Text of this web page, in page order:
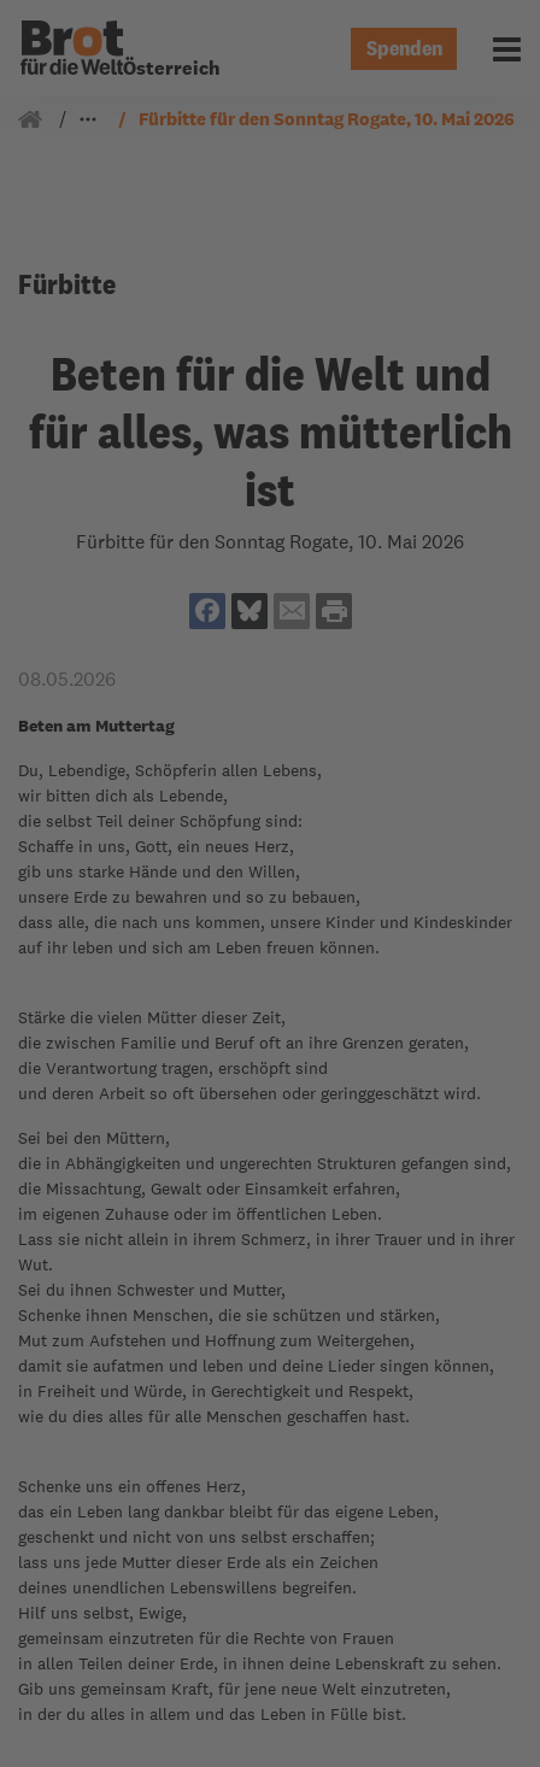
Österreich
Spenden
Gemeindearbeit
Fürbitten
Fürbitte für den Sonntag Rogate, 10. Mai 2026
Fürbitte
Beten für die Welt und
für alles, was mütterlich
ist
Fürbitte für den Sonntag Rogate, 10. Mai 2026
08.05.2026
Beten am Muttertag
Du, Lebendige, Schöpferin allen Lebens,
wir bitten dich als Lebende,
die selbst Teil deiner Schöpfung sind:
Schaffe in uns, Gott, ein neues Herz,
gib uns starke Hände und den Willen,
unsere Erde zu bewahren und so zu bebauen,
dass alle, die nach uns kommen, unsere Kinder und Kindeskinder
auf ihr leben und sich am Leben freuen können.
Stärke die vielen Mütter dieser Zeit,
die zwischen Familie und Beruf oft an ihre Grenzen geraten,
die Verantwortung tragen, erschöpft sind
und deren Arbeit so oft übersehen oder geringgeschätzt wird.
Sei bei den Müttern,
die in Abhängigkeiten und ungerechten Strukturen gefangen sind,
die Missachtung, Gewalt oder Einsamkeit erfahren,
im eigenen Zuhause oder im öffentlichen Leben.
Lass sie nicht allein in ihrem Schmerz, in ihrer Trauer und in ihrer
Wut.
Sei du ihnen Schwester und Mutter,
Schenke ihnen Menschen, die sie schützen und stärken,
Mut zum Aufstehen und Hoffnung zum Weitergehen,
damit sie aufatmen und leben und deine Lieder singen können,
in Freiheit und Würde, in Gerechtigkeit und Respekt,
wie du dies alles für alle Menschen geschaffen hast.
Schenke uns ein offenes Herz,
das ein Leben lang dankbar bleibt für das eigene Leben,
geschenkt und nicht von uns selbst erschaffen;
lass uns jede Mutter dieser Erde als ein Zeichen
deines unendlichen Lebenswillens begreifen.
Hilf uns selbst, Ewige,
gemeinsam einzutreten für die Rechte von Frauen
in allen Teilen deiner Erde, in ihnen deine Lebenskraft zu sehen.
Gib uns gemeinsam Kraft, für jene neue Welt einzutreten,
in der du alles in allem und das Leben in Fülle bist.